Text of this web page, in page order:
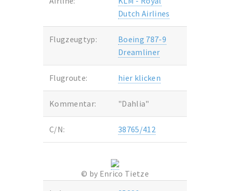
Dutch Airlines
Flugzeugtyp:
Boeing 787-9
Dreamliner
Flugroute: hier klicken
Kommentar: "Dahlia"
C/N: 38765/412
© by Enrico Tietze